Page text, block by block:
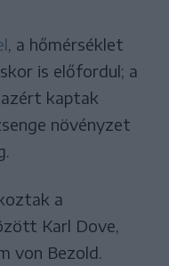
, a hőmérséklet
is előfordul; a
kaptak
növényzet
a
Karl Dove,
von Bezold.